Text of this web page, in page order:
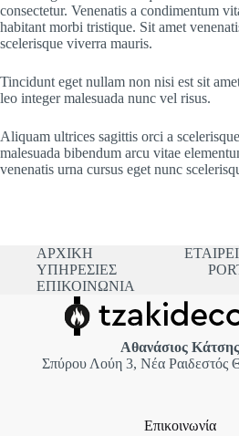
consectetur. Venenatis a condimentum
habitant morbi tristique. Sit amet
scelerisque viverra mauris.
Tincidunt eget nullam non nisi est sit
leo integer malesuada nunc vel risus.
Aliquam ultrices sagittis orci a
malesuada bibendum arcu vitae
venenatis urna cursus eget nunc
ΑΡΧΙΚΗ
ΥΠΗΡΕΣΙΕΣ
ΕΠΙΚΟΙΝΩΝΙΑ
Αθανάσιος Κάτσης
Σπύρου Λούη 3, Νέα Ραιδεστός
Επικοινωνία